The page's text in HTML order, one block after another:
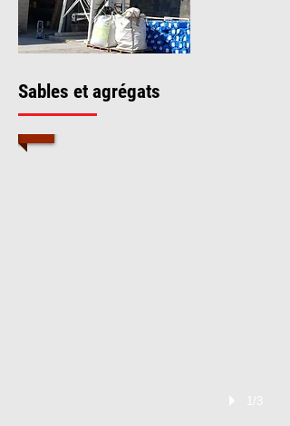
Sables et agrégats